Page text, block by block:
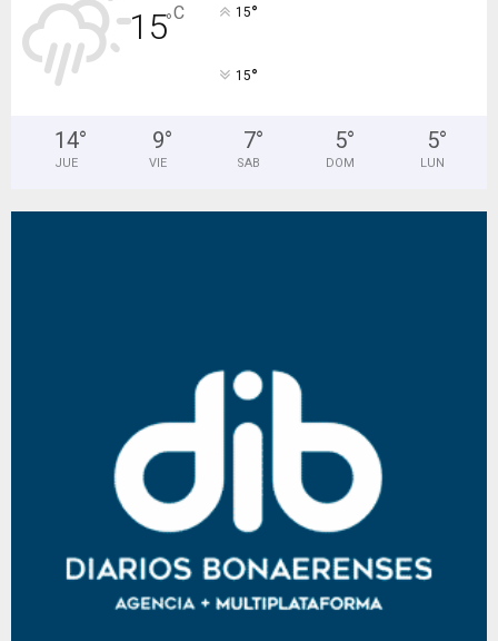
15°C 15°
15°
14°
JUE
9°
VIE
7°
SAB
5°
DOM
5°
LUN